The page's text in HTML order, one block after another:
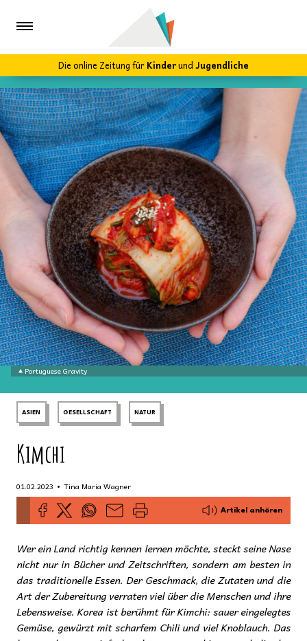
Die online Zeitung fürKinderundJugendliche
Portuguese Gravity
ASIEN GESELLSCHAFT NATUR
Kimchi
01.02.2023 • Tina Maria Wagner
Artikel anhören
Wer ein Land richtig kennen lernen möchte, steckt seine Nase
nicht nur in Bücher und Zeitschriften, sondern am besten in
das traditionelle Essen. Der Geschmack, die Zutaten und die
Art der Zubereitung verraten viel über die Menschen und ihre
Lebensweise. Korea ist berühmt für Kimchi: sauer eingelegtes
Gemüse, gewürzt mit scharfem Chili und viel Knoblauch. Das